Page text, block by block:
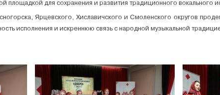
площадкой для сохранения и развития традиционного вокального
Ярцевского, Хиславичского и Смоленского округов
исполнения и искреннюю связь с народной музыкальной